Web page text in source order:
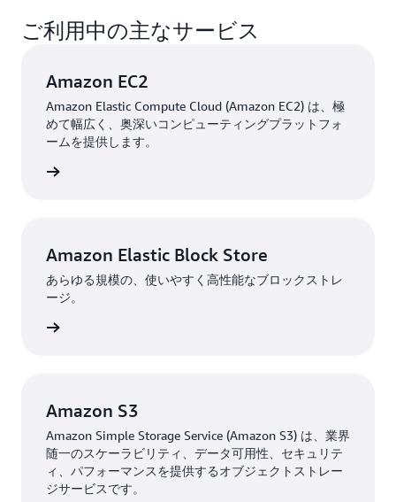
ご利用中の主なサービス
Amazon EC2
Amazon Elastic Compute Cloud (Amazon EC2) は、極
めて幅広く、奥深いコンピューティングプラットフォ
ームを提供します。
Amazon Elastic Block Store
あらゆる規模の、使いやすく高性能なブロックストレ
ージ。
Amazon S3
Amazon Simple Storage Service (Amazon S3) は、業界
随一のスケーラビリティ、データ可用性、セキュリテ
ィ、パフォーマンスを提供するオブジェクトストレー
ジサービスです。